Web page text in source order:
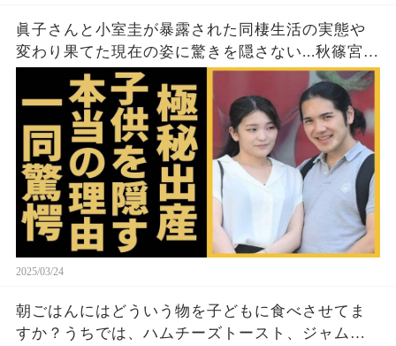
眞子さんと小室圭が暴露された同棲生活の実態や
変わり果てた現在の姿に驚きを隠さない...秋篠宮家
の長女がアメリカで極秘出産の真相や暴露された
ヤバいO癖に言葉を失う...
2025/03/24
朝ごはんにはどういう物を子どもに食べさせてま
すか？うちでは、ハムチーズトースト、ジャムト